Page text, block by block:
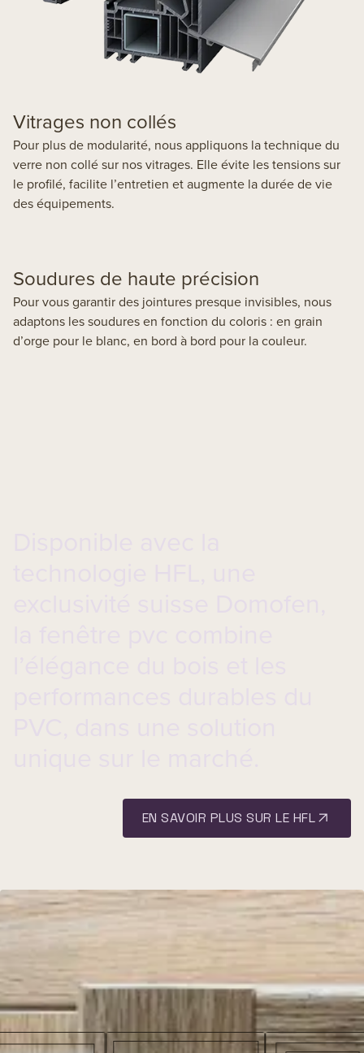
Vitrages non collés
Pour plus de modularité, nous appliquons la technique du
verre non collé sur nos vitrages. Elle évite les tensions sur
le profilé, facilite l’entretien et augmente la durée de vie
des équipements.
Soudures de haute précision
Pour vous garantir des jointures presque invisibles, nous
adaptons les soudures en fonction du coloris : en grain
d’orge pour le blanc, en bord à bord pour la couleur.
EN SAVOIR PLUS SUR LE HFL
Explorez toutes les variantes
disponibles